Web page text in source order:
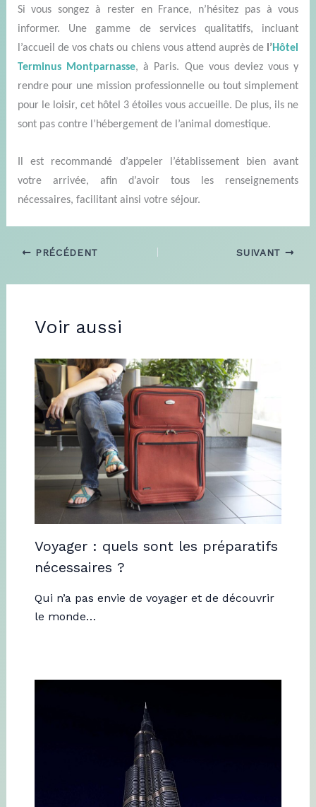
Si vous songez à rester en France, n’hésitez pas à vous
informer. Une gamme de services qualitatifs, incluant
l’accueil de vos chats ou chiens vous attend auprès de l’Hôtel
Terminus Montparnasse, à Paris. Que vous deviez vous y
rendre pour une mission professionnelle ou tout simplement
pourle loisir, cet hôtel 3 étoiles vous accueille. De plus, ils ne
sont pas contre l’hébergement de l’animal domestique.
Il est recommandé d’appeler l’établissement bien avant
votre arrivée, afin d’avoir tous les renseignements
nécessaires, facilitant ainsi votre séjour.
PRÉCÉDENT SUIVANT
Voir aussi
Voyager : quels sont les préparatifs
nécessaires ?
Qui n’a pas envie de voyager et de découvrir
le monde…